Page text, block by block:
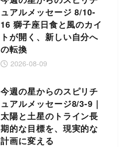
ュアルメッセージ 8/10-
16 獅子座日食と風のカイ
トが開く、新しい自分へ
の転換
2026-08-09
今週の星からのスピリチ
ュアルメッセージ8/3-9｜
太陽と土星のトライン長
期的な目標を、現実的な
計画に変える